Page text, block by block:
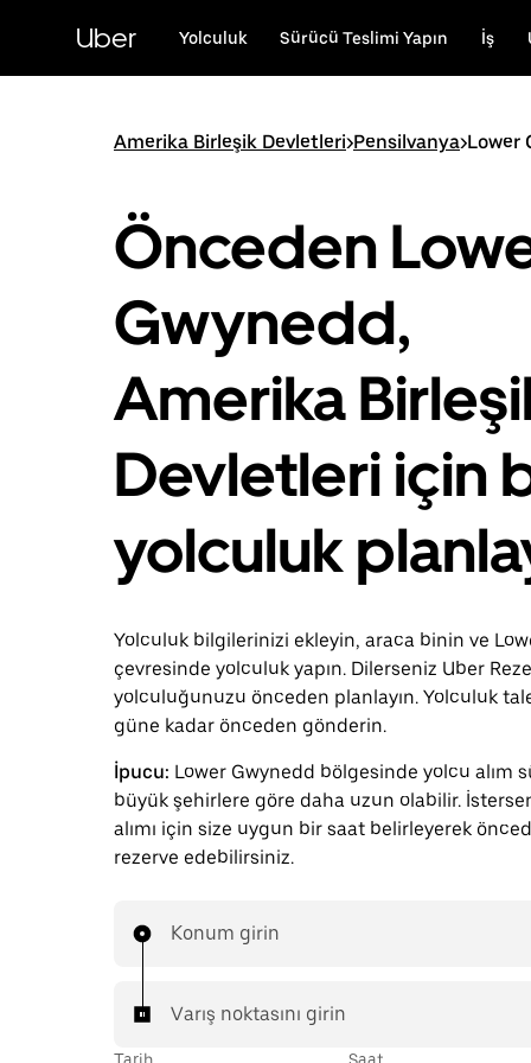
Uber Yolculuk Sürücü Teslimi Yapın İş
Amerika Birleşik Devletleri>Pensilvanya>Lower
Önceden
Gwynedd,
Amerika
Devletleri için
yolculuk
Yolculuk bilgilerinizi ekleyin, araca binin ve
çevresinde yolculuk yapın. Dilerseniz Uber
yolculuğunuzu önceden planlayın. Yolculuk
güne kadar önceden gönderin.
İpucu: Lower Gwynedd bölgesinde yolcu alım
büyük şehirlere göre daha uzun olabilir.
alımı için size uygun bir saat belirleyerek
rezerve edebilirsiniz.
Konum girin
Varış noktasını girin